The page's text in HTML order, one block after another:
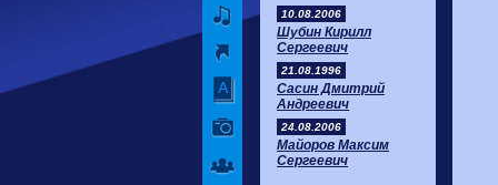
10.08.2006
Шубин Кирилл
Сергеевич
21.08.1996
Сасин Дмитрий
Андреевич
24.08.2006
Майоров Максим
Сергеевич